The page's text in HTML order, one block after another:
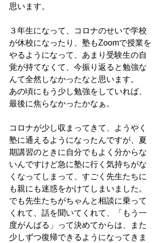
思います。
３年生になって、コロナのせいで学校
が休校になったり、塾もZoomで授業を
やるようになって、あまり受験生の自
覚が持てなくて、今振り返ると勉強な
んて全然しなかったなと思います。
あの頃にもう少し勉強をしていれば、
最後に焦らなかったかなぁ。
コロナが少し収まってきて、ようやく
塾に通えるようになったんですが、夏
期講習のときに自分でもよく分からな
いんですけど急に塾に行く気持ちがな
くなってしまって、すごく先生たちに
も親にも迷惑をかけてしまいました。
でも先生たちがちゃんと相談に乗って
くれて、話を聞いてくれて、「もう一
度がんばる」って決めてからは、また
少しずつ復帰できるようになってきま